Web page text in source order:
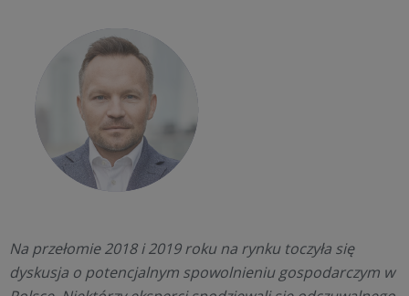
Na przełomie 2018 i 2019 roku na rynku toczyła się
dyskusja o potencjalnym spowolnieniu gospodarczym w